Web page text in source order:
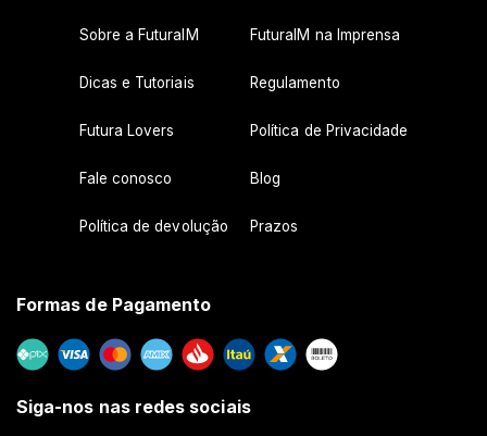
Sobre a FuturaIM FuturaIM na Imprensa
Dicas e Tutoriais Regulamento
Futura Lovers Política de Privacidade
Fale conosco Blog
Política de devolução Prazos
Formas de Pagamento
Siga-nos nas redes sociais